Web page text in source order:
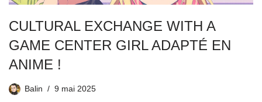
CULTURAL EXCHANGE WITH A
GAME CENTER GIRL ADAPTÉ EN
ANIME !
Balin 9 mai 2025